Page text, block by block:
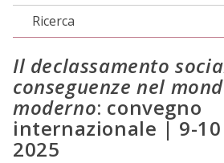
Ricerca
Il declassamento
conseguenze nel
moderno: convegno
internazionale | 9-10
2025